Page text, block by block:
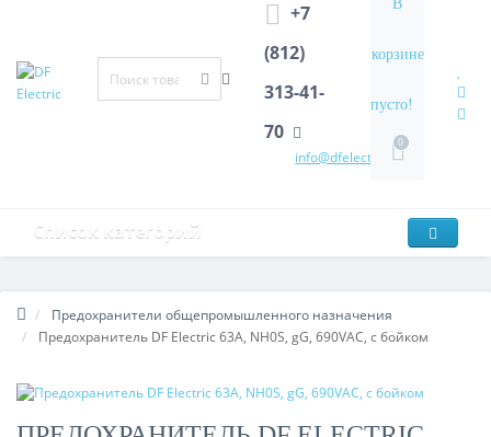
+7
(812)
313-41-
70
info@dfelectric.ru
В
корзине
пусто!
0
Список категорий
Предохранители общепромышленного назначения
Предохранитель DF Electric 63A, NH0S, gG, 690VAC, с бойком